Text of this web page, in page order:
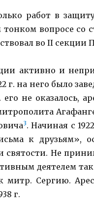
работ в
тонком вопросе
во II секции
активно и
г. на него было
его не оказалось,
3. Начиная с
к друзьям»,
святости. Не
деятелем
митр. Сергию.
г.